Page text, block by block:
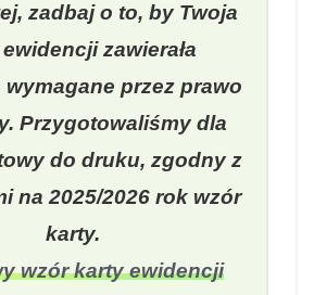
zadbaj o to, by Twoja
zawierała
przez prawo
Przygotowaliśmy dla
do druku, zgodny z
na 2025/2026 rok wzór
karty.
wzór karty ewidencji